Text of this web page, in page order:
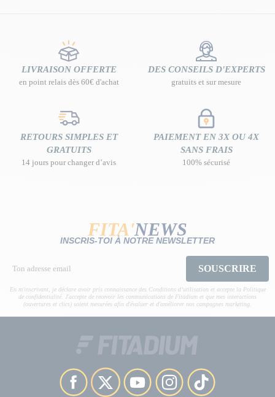
LIVRAISON OFFERTE
en point relais dès 60€ d'achat
DES CONSEILS D'EXPERTS
gratuits et sur mesure
RETOURS SIMPLES ET
GRATUITS
14 jours pour changer d’avis
PAIEMENT EN 3X OU 4X
SANS FRAIS
100% sécurisé
FITA'NEWS
INSCRIS-TOI À NOTRE NEWSLETTER
SOUSCRIRE
En m'inscrivant, je déclare avoir pris connaissance des Conditions d’utilisation et accepte la Politique
de confidentialité. J'accepte de recevoir les communications de Fitadium et que mes interactions
(ouvertures et clics) soient mesurées afin d'évaluer et d'améliorer nos campagnes marketing.